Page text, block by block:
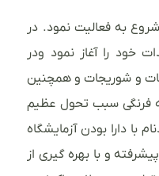
صنایع غذایی دادنام از سال 1392 شروع به فعالیت نمود. در
خود را آغاز نمود ودر
و شوریجات و همچنین
فرنگی سبب تحول عظیم
با دارا بودن آزمایشگاه
و با بهره گیری از